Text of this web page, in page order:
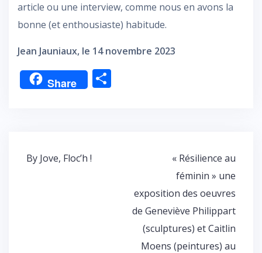
article ou une interview, comme nous en avons la
bonne (et enthousiaste) habitude.
Jean Jauniaux, le 14 novembre 2023
Share
Navigation
By Jove, Floc’h !
« Résilience au
féminin » une
exposition des oeuvres
de Geneviève Philippart
(sculptures) et Caitlin
Moens (peintures) au